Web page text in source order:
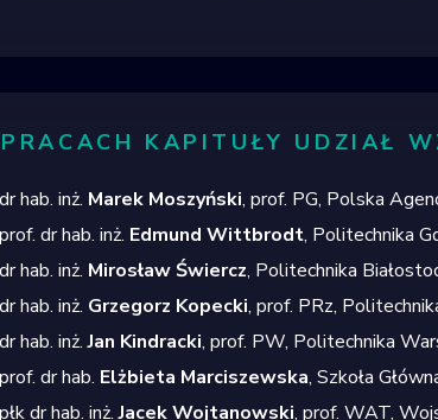
KAPITUŁY UDZIAŁ
dr hab. inż. Marek Moszyński, prof. PG, Polska
prof. dr hab. inż. Edmund Wittbrodt, Politechnika
dr hab. inż. Mirosław Świercz, Politechnika
dr hab. inż. Grzegorz Kopecki, prof. PRz,
dr hab. inż.Jan Kindracki, prof. PW, Politechnika
prof. dr hab. Elżbieta Marciszewska, Szkoła
płk dr hab. inż.JacekWojtanowski, prof. WAT,